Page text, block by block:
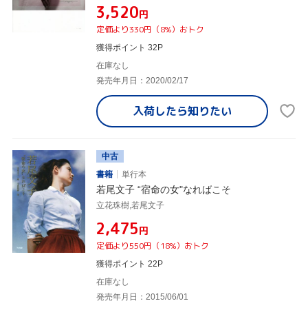
¥3,520円
定価より330円（8%）おトク
獲得ポイント 32P
在庫なし
発売年月日：2020/02/17
入荷したら知りたい
中古
書籍
単行本
若尾文子 “宿命の女"なればこそ
立花珠樹,若尾文子
¥2,475円
定価より550円（18%）おトク
獲得ポイント 22P
在庫なし
発売年月日：2015/06/01